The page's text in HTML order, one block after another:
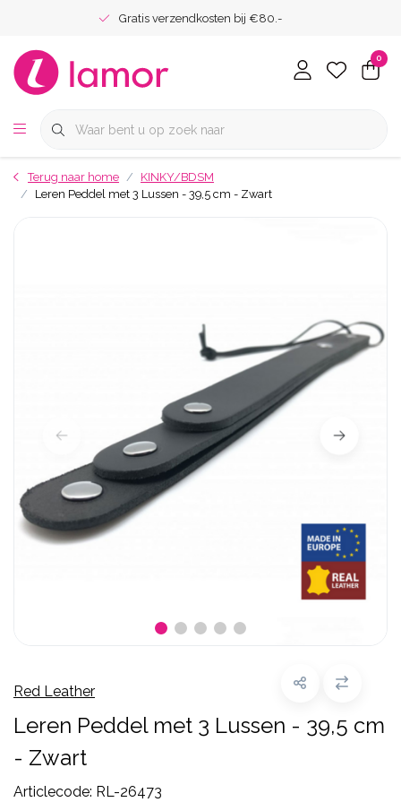
Gratis verzendkosten bij €80.-
0
Terug naar home
KINKY/BDSM
Leren Peddel met 3 Lussen - 39,5 cm - Zwart
Red Leather
Leren Peddel met 3 Lussen - 39,5 cm
- Zwart
Articlecode: RL-26473